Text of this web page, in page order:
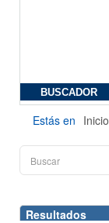
BUSCADOR
Estás en Inicio
Resultados